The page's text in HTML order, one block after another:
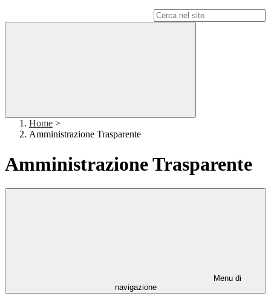
Home >
Amministrazione Trasparente
Amministrazione Trasparente
Menu di
navigazione